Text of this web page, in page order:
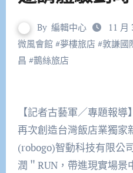
By 編輯中心 11 月
微風會館 #夢樓旅店 #敦謙國
昌 #鵲絲旅店
【記者古藝軍／專題報導】敦謙國際智能酒店集團
再次創造台灣飯店業獨家
(robogo)智動科技有限公
潤＂RUN，帶進現實場